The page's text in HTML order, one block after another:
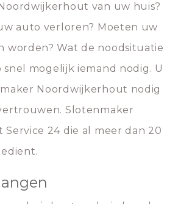
van uw huis?
auto verloren? Moeten uw
worden? Wat de noodsituatie
snel mogelijk iemand nodig. U
Noordwijkerhout nodig
Slotenmaker
24 die al meer dan 20